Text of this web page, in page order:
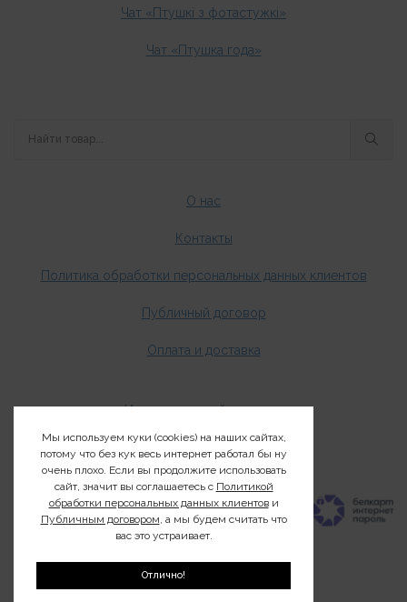
Чат «Птушкі з фотастужкі»
Чат «Птушка года»
О нас
Контакты
Политика обработки персональных данных клиентов
Публичный договор
Оплата и доставка
Издания о дикой природе
Клуб200
Мы используем куки (cookies) на наших сайтах,
потому что без кук весь интернет работал бы ну
очень плохо. Если вы продолжите использовать
сайт, значит вы соглашаетесь с Политикой
обработки персональных данных клиентови
Публичным договором, а мы будем считать что
вас это устраивает.
Отлично!